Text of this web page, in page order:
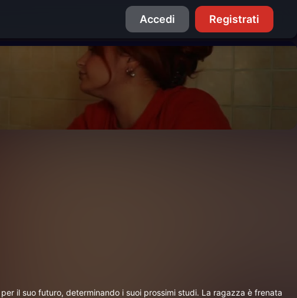
Accedi Registrati
il suo futuro, determinando i suoi prossimi studi. La ragazza è frenata